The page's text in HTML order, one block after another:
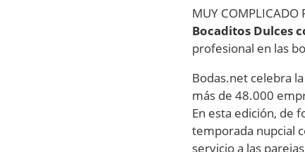
MUY COMPLICADO
Bocaditos Dulces
profesional en las
Bodas.net celebra
más de 48.000
En esta edición, de
temporada nupcial
servicio a las